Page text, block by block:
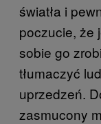
światła i
poczucie, że
sobie go
tłumaczyć
uprzedzeń.
zasmucony